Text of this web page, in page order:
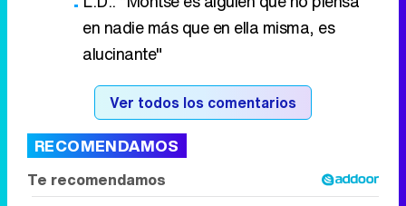
en nadie más que en ella misma, es
alucinante"
Ver todos los comentarios
RECOMENDAMOS